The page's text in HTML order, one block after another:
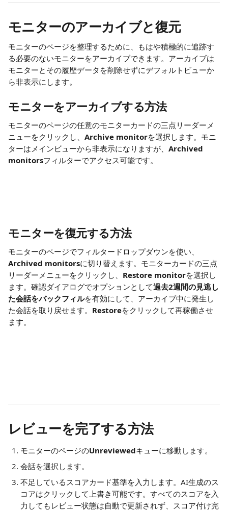
モニターのアーカイブと復元
モニターのページを整理するために、もはや積極的に追跡す
る必要のないモニターをアーカイブできます。アーカイブは
モニターとその履歴データを削除せずにデフォルトビューか
ら非表示にします。
モニターをアーカイブする方法
モニターのページの任意のモニターカードの三点リーダーメ
ニューをクリックし、 Archive monitorを選択します。モニ
ターはメインビューから非表示になりますが、 Archived
monitorsフィルターでアクセス可能です。
モニターを復元する方法
モニターのページでフィルタードロップダウンを使い、
Archived monitorsに切り替えます。モニターカードの三点
リーダーメニューをクリックし、 Restore monitorを選択し
ます。確認ダイアログでオプションとして過去2週間の見逃し
た会話をバックフィルを有効にして、アーカイブ中に発生し
た会話を取り戻せます。 Restoreをクリックして再稼働させ
ます。
レビューを完了する方法
モニターのページのUnreviewedキューに移動します。
会話を選択します。
不足しているスコアカード基準を入力します。AI生成のス
コアはクリックして上書き可能です。すべてのスコアを入
力してもレビュー状態は自動で更新されず、スコア付け完